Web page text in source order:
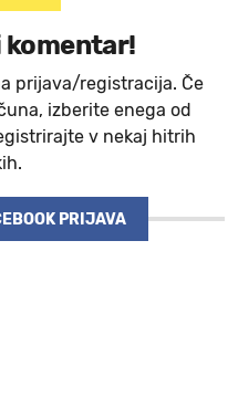
komentar!
prijava/registracija. Če
izberite enega od
v nekaj hitrih
PRIJAVA